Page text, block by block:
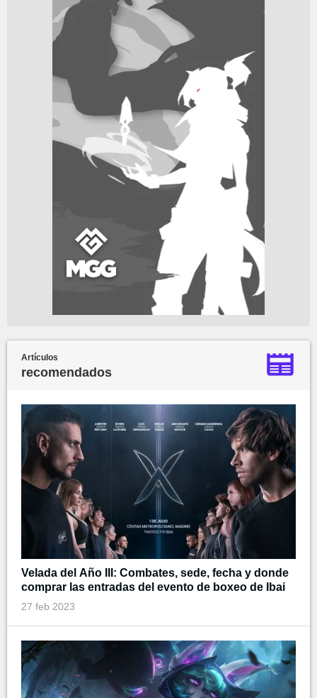
Artículos
recomendados
Velada del Año III: Combates, sede, fecha y donde
comprar las entradas del evento de boxeo de Ibai
27 feb 2023